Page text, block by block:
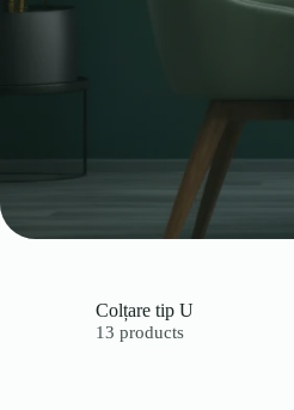
Colțare tip U
13 products